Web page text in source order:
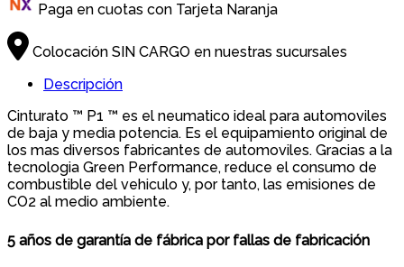
Paga en cuotas con Tarjeta Naranja
Colocación SIN CARGO en nuestras sucursales
Descripción
Cinturato ™ P1 ™ es el neumatico ideal para automoviles
de baja y media potencia. Es el equipamiento original de
los mas diversos fabricantes de automoviles. Gracias a la
tecnologia Green Performance, reduce el consumo de
combustible del vehiculo y, por tanto, las emisiones de
CO2 al medio ambiente.
5 años de garantía de fábrica por fallas de fabricación